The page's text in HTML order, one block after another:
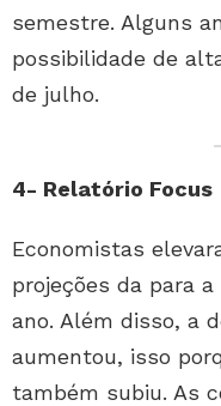
semestre. Alguns
possibilidade de
de julho.
4- Relatório Focus
Economistas
projeções da para
ano. Além disso, a
aumentou, isso
também subiu. As